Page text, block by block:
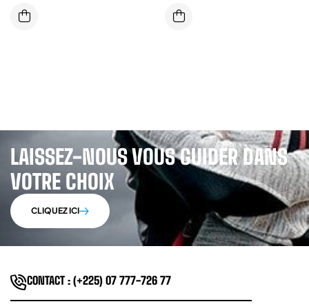
BANDES REFLECHISSANTES
LAISSEZ-NOUS VOUS GUIDER DANS
VOTRE CHOIX
CLIQUEZ ICI
CONTACT : (+225) 07 777-726 77